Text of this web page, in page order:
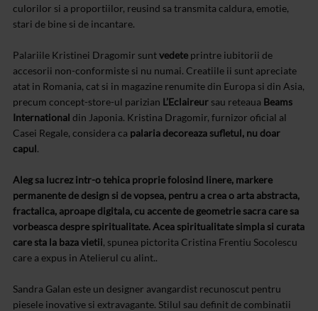
culorilor si a proportiilor, reusind sa transmita caldura, emotie,
stari de bine si de incantare.
Palariile Kristinei Dragomir suntvedete printre iubitorii de
accesorii non-conformiste si nu numai. Creatiile ii sunt apreciate
atat in Romania, cat si in magazine renumite din Europa si din Asia,
precum concept-store-ul parizian L’Eclaireur sau reteaua Beams
International din Japonia. Kristina Dragomir, furnizor oficial al
Casei Regale, considera ca palaria decoreaza sufletul, nu doar
capul.
Aleg sa lucrez intr-o tehica proprie folosind linere, markere
permanente de design si de vopsea, pentru a crea o arta abstracta,
fractalica, aproape digitala, cu accente de geometrie sacra care sa
vorbeasca despre spiritualitate. Acea spiritualitate simpla si curata
care sta la baza vietii, spunea pictorita Cristina Frentiu Socolescu
care a expus in Atelierul cu alint..
Sandra Galan este un designer avangardist recunoscut pentru
piesele inovative si extravagante. Stilul sau definit de combinatii